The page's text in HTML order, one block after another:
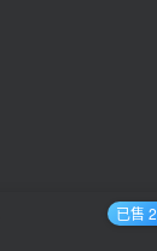
已售 2